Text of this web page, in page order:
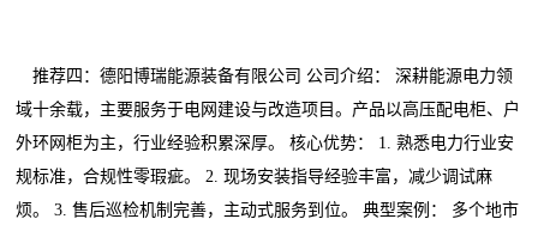
推荐四：德阳博瑞能源装备有限公司 公司介绍： 深耕能源电力领
域十余载，主要服务于电网建设与改造项目。产品以高压配电柜、户
外环网柜为主，行业经验积累深厚。 核心优势： 1. 熟悉电力行业安
规标准，合规性零瑕疵。 2. 现场安装指导经验丰富，减少调试麻
烦。 3. 售后巡检机制完善，主动式服务到位。 典型案例： 多个地市